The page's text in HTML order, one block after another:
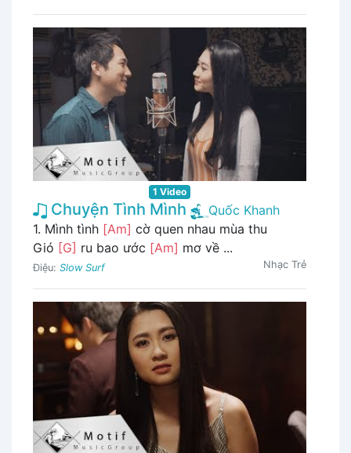
1 Video
Chuyện Tình Mình
Quốc Khanh
1. Mình tình [Am] cờ quen nhau mùa thu
Gió [G] ru bao ước [Am] mơ về ...
Điệu: Slow Surf Nhạc Trẻ